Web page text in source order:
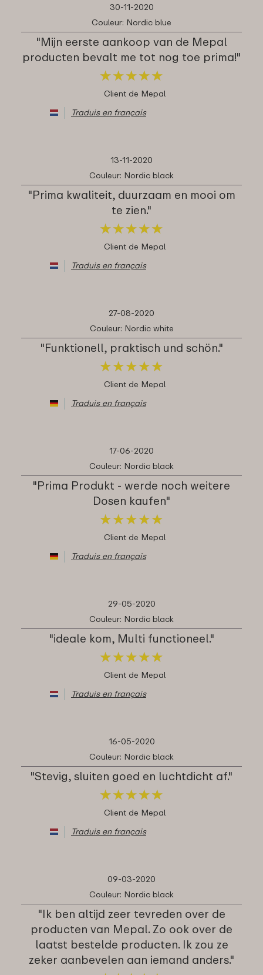
30-11-2020
Couleur: Nordic blue
"Mijn eerste aankoop van de Mepal
producten bevalt me tot nog toe prima!"
★★★★★
★★★★★
Client de Mepal
Traduis en français
13-11-2020
Couleur: Nordic black
"Prima kwaliteit, duurzaam en mooi om
te zien."
★★★★★
★★★★★
Client de Mepal
Traduis en français
27-08-2020
Couleur: Nordic white
"Funktionell, praktisch und schön."
★★★★★
★★★★★
Client de Mepal
Traduis en français
17-06-2020
Couleur: Nordic black
"Prima Produkt - werde noch weitere
Dosen kaufen"
★★★★★
★★★★★
Client de Mepal
Traduis en français
29-05-2020
Couleur: Nordic black
"ideale kom, Multi functioneel."
★★★★★
★★★★★
Client de Mepal
Traduis en français
16-05-2020
Couleur: Nordic black
"Stevig, sluiten goed en luchtdicht af."
★★★★★
★★★★★
Client de Mepal
Traduis en français
09-03-2020
Couleur: Nordic black
"Ik ben altijd zeer tevreden over de
producten van Mepal. Zo ook over de
laatst bestelde producten. Ik zou ze
zeker aanbevelen aan iemand anders."